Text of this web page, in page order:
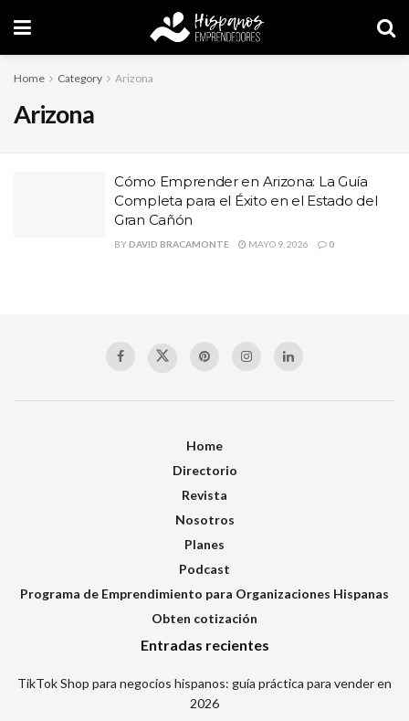
Home Category Arizona
Arizona
Cómo Emprender en Arizona: La Guía
Completa para el Éxito en el Estado del
Gran Cañón
BY DAVID BRACAMONTE MAYO 9, 2026 0
Home
Directorio
Revista
Nosotros
Planes
Podcast
Programa de Emprendimiento para Organizaciones Hispanas
Obten cotización
Entradas recientes
TikTok Shop para negocios hispanos: guía práctica para vender en
2026